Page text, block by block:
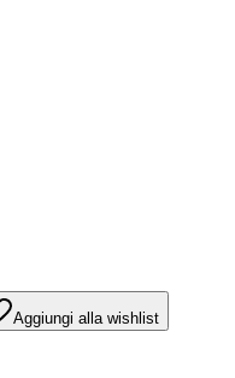
Aggiungi alla wishlist